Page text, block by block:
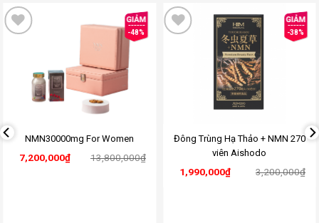
-48%
NMN30000mg For Women
13,800,000₫
7,200,000₫
-38%
Đông Trùng Hạ Thảo + NMN 270
viên Aishodo
3,200,000₫
1,990,000₫